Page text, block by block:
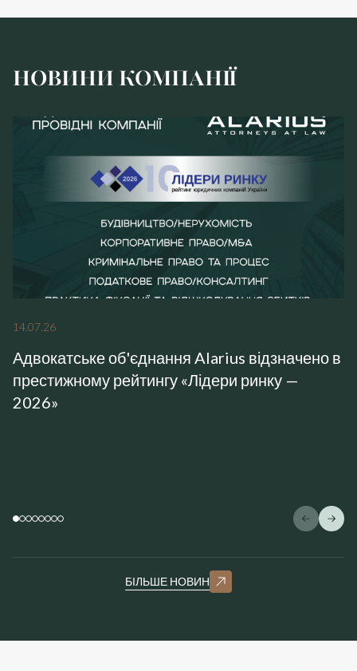
НОВИНИ КОМПАНІЇ
14.07.26
Адвокатське об'єднання Alarius відзначено в
престижному рейтингу «Лідери ринку —
2026»
БІЛЬШЕ НОВИН